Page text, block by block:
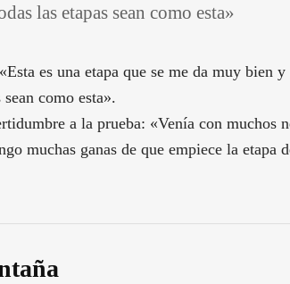
las etapas sean como esta»
es una etapa que se me da muy bien
como esta».
a la prueba: «Venía con
muchas ganas de que empiece la etapa